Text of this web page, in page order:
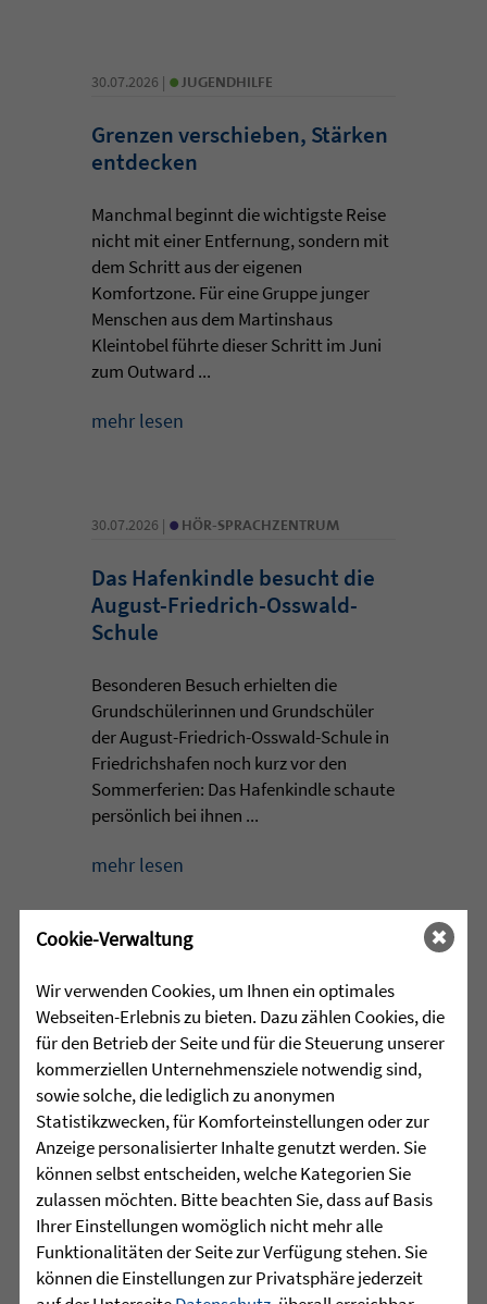
30.07.2026 | • JUGENDHILFE
Grenzen verschieben, Stärken
entdecken
Manchmal beginnt die wichtigste Reise
nicht mit einer Entfernung, sondern mit
dem Schritt aus der eigenen
Komfortzone. Für eine Gruppe junger
Menschen aus dem Martinshaus
Kleintobel führte dieser Schritt im Juni
zum Outward ...
mehr lesen
30.07.2026 | • HÖR-SPRACHZENTRUM
Das Hafenkindle besucht die
August-Friedrich-Osswald-
Schule
Besonderen Besuch erhielten die
Grundschülerinnen und Grundschüler
der August-Friedrich-Osswald-Schule in
Friedrichshafen noch kurz vor den
Sommerferien: Das Hafenkindle schaute
persönlich bei ihnen ...
mehr lesen
Schulschach-Erfolge
Viel Zeit und Engagement stecken in den
Erfolgen der Schulschach-
Mannschaften von Leopoldschule
Altshausen und Schule am Wolfsbühl
Wilhelmsdorf. ...
mehr lesen
Cookie-Verwaltung
Wir verwenden Cookies, um Ihnen ein optimales
Webseiten-Erlebnis zu bieten. Dazu zählen Cookies, die
für den Betrieb der Seite und für die Steuerung unserer
kommerziellen Unternehmensziele notwendig sind,
sowie solche, die lediglich zu anonymen
Statistikzwecken, für Komforteinstellungen oder zur
Anzeige personalisierter Inhalte genutzt werden. Sie
können selbst entscheiden, welche Kategorien Sie
zulassen möchten. Bitte beachten Sie, dass auf Basis
Ihrer Einstellungen womöglich nicht mehr alle
Funktionalitäten der Seite zur Verfügung stehen. Sie
können die Einstellungen zur Privatsphäre jederzeit